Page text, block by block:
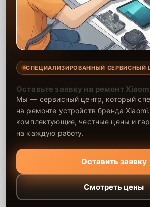
СПЕЦИАЛИЗИРОВАННЫЙ СЕРВИСНЫЙ
Оставьте заявку на ремонт
Мы — сервисный центр, который
на ремонте устройств бренда
комплектующие, честные цены и
на каждую работу.
Оставить заявку
Смотреть цены